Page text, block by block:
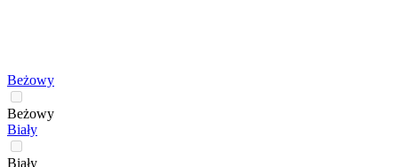
Beżowy
Beżowy
Biały
Biały